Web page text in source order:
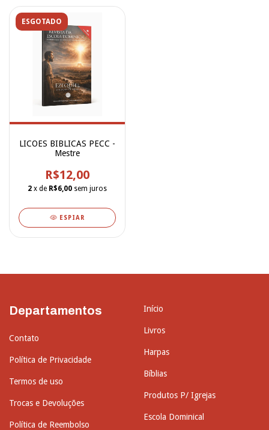
ESGOTADO
LICOES BIBLICAS PECC -
Mestre
R$12,00
2 x de R$6,00 sem juros
ESPIAR
Departamentos
Contato
Política de Privacidade
Termos de uso
Trocas e Devoluções
Política de Reembolso
Início
Livros
Harpas
Bíblias
Produtos P/ Igrejas
Escola Dominical